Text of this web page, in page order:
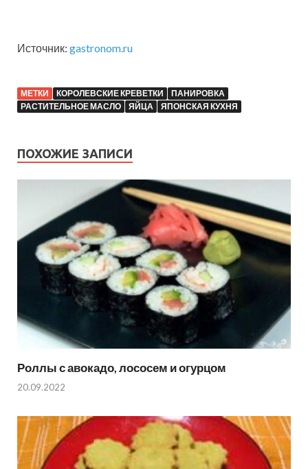
Источник: gastronom.ru
МЕТКИ КОРОЛЕВСКИЕ КРЕВЕТКИ
ПАНИРОВКА
РАСТИТЕЛЬНОЕ МАСЛО
ЯЙЦА ЯПОНСКАЯ КУХНЯ
ПОХОЖИЕ ЗАПИСИ
Роллы с авокадо, лососем и огурцом
20.09.2022